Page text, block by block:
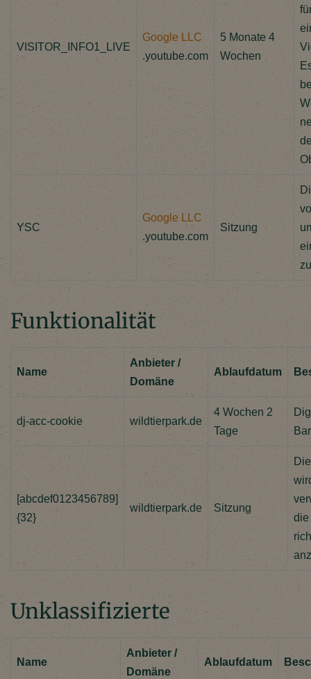
VISITOR_INFO1_LIVE
Google LLC
.youtube.com
5 Monate 4
Wochen
YSC
Google LLC
.youtube.com
Sitzung
Funktionalität
Name
Anbieter /
Domäne
Ablaufdatum
dj-acc-cookie wildtierpark.de
4 Wochen 2
Tage
[abcdef0123456789]
{32}
wildtierpark.de Sitzung
die
Unklassifizierte
Name
Anbieter /
Domäne
Ablaufdatum